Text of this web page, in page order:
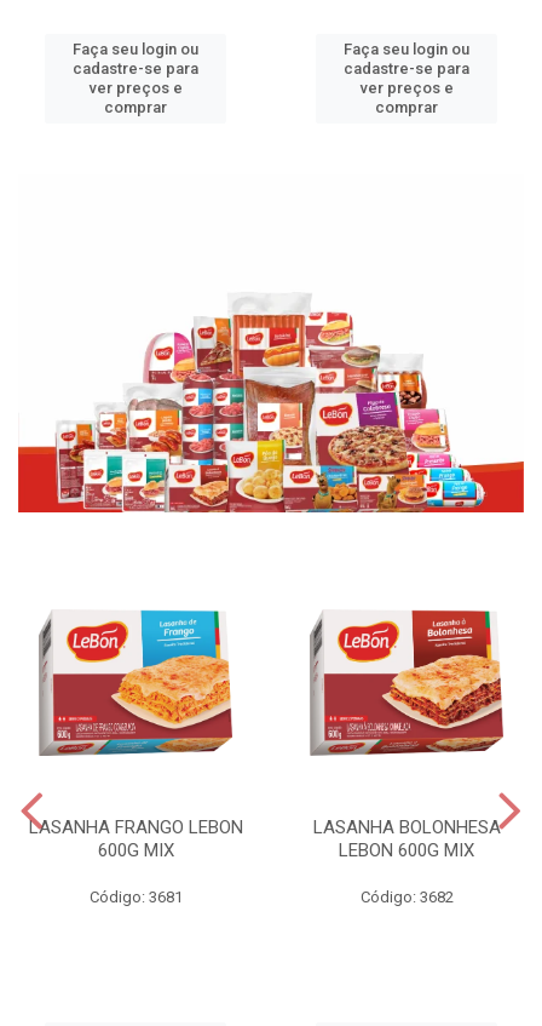
Faça seu login ou
cadastre-se para
ver preços e
comprar
Faça seu login ou
cadastre-se para
ver preços e
comprar
LASANHA FRANGO LEBON
600G MIX
Código: 3681
LASANHA BOLONHESA
LEBON 600G MIX
Código: 3682